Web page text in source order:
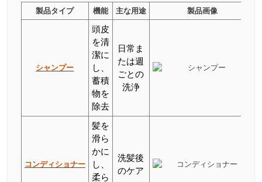
製品タイプ 機能 主な用途 製品画像
シャンプー
頭皮
を清
潔に
し、
蓄積
物を
除去
日常ま
たは週
ごとの
洗浄
コンディショナー
髪を
滑ら
かに
し、
柔ら
洗髪後
のケア